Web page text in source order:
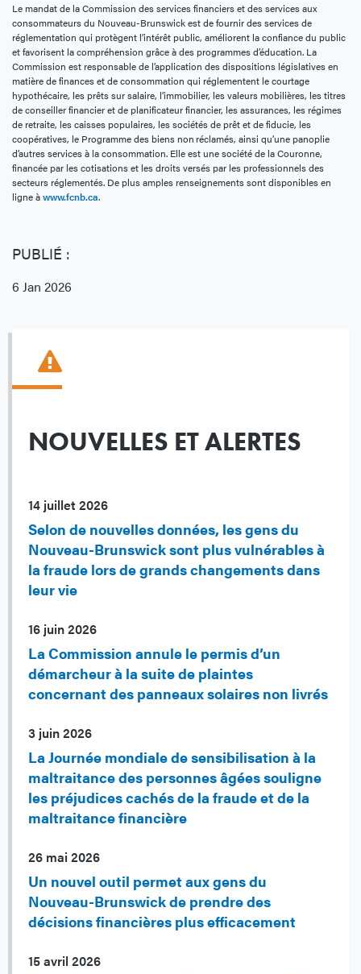
PUBLIÉ :
6 Jan 2026
Le mandat de la Commission des services financiers et des services aux
consommateurs du Nouveau-Brunswick est de fournir des services de
réglementation qui protègent l’intérêt public, améliorent la confiance du public
et favorisent la compréhension grâce à des programmes d’éducation. La
Commission est responsable de l’application des dispositions législatives en
matière de finances et de consommation qui réglementent le courtage
hypothécaire, les prêts sur salaire, l’immobilier, les valeurs mobilières, les titres
de conseiller financier et de planificateur financier, les assurances, les régimes
de retraite, les caisses populaires, les sociétés de prêt et de fiducie, les
coopératives, le Programme des biens non réclamés, ainsi qu’une panoplie
d’autres services à la consommation. Elle est une société de la Couronne,
financée par les cotisations et les droits versés par les professionnels des
secteurs réglementés. De plus amples renseignements sont disponibles en
ligne àwww.fcnb.ca.
NOUVELLES ET ALERTES
14 juillet 2026
Selon de nouvelles données, les gens du
Nouveau-Brunswick sont plus vulnérables à
la fraude lors de grands changements dans
leur vie
16 juin 2026
La Commission annule le permis d’un
démarcheur à la suite de plaintes
concernant des panneaux solaires non livrés
3 juin 2026
La Journée mondiale de sensibilisation à la
maltraitance des personnes âgées souligne
les préjudices cachés de la fraude et de la
maltraitance financière
26 mai 2026
Un nouvel outil permet aux gens du
Nouveau-Brunswick de prendre des
décisions financières plus efficacement
15 avril 2026